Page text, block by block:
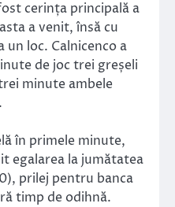
cerința principală a
a venit, însă cu
un loc. Calnicenco a
de joc trei greșeli
minute ambele
în primele minute,
egalarea la jumătatea
prilej pentru banca
timp de odihnă.